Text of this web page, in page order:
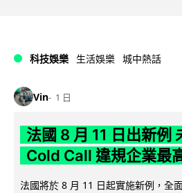
科技娛樂 生活娛樂 城中熱話
Vin 1 日
法國 8 月 11 日出新例
Cold Call 違規企業最
法國將於 8 月 11 日起實施新例，全